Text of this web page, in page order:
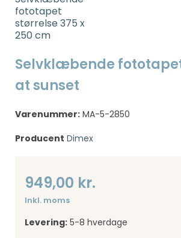
Selvklæbende
at sunset
Varenummer: MA-5-2850
Producent Dimex
949,00 kr.
Inkl. moms
Levering: 5-8 hverdage